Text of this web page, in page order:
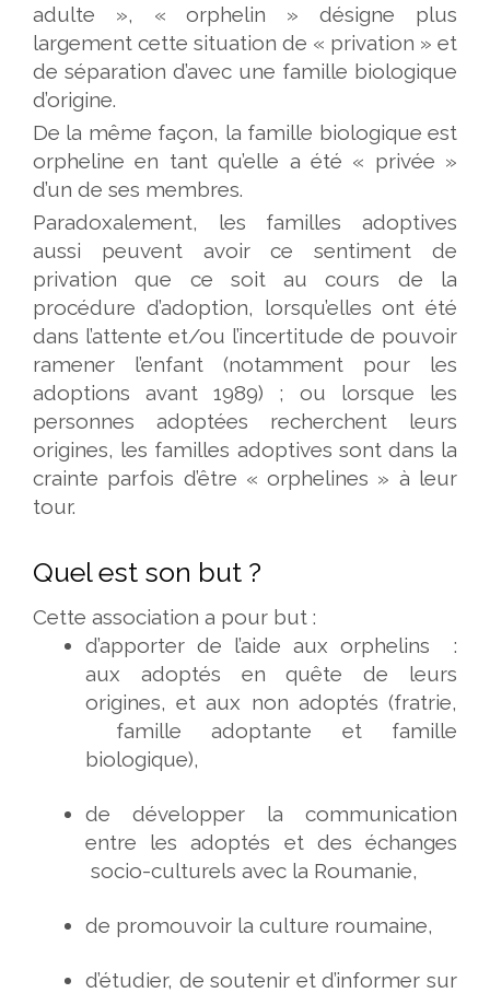
adulte », « orphelin » désigne plus
largement cette situation de « privation » et
de séparation d’avec une famille biologique
d’origine.
De la même façon, la famille biologique est
orpheline en tant qu’elle a été « privée »
d’un de ses membres.
Paradoxalement, les familles adoptives
aussi peuvent avoir ce sentiment de
privation que ce soit au cours de la
procédure d’adoption, lorsqu’elles ont été
dans l’attente et/ou l’incertitude de pouvoir
ramener l’enfant (notamment pour les
adoptions avant 1989) ; ou lorsque les
personnes adoptées recherchent leurs
origines, les familles adoptives sont dans la
crainte parfois d’être « orphelines » à leur
tour.
Quel est son but ?
Cette association a pour but :
d’apporter de l’aide aux orphelins :
aux adoptés en quête de leurs
origines, et aux non adoptés (fratrie,
famille adoptante et famille
biologique),
de développer la communication
entre les adoptés et des échanges
socio-culturels avec la Roumanie,
de promouvoir la culture roumaine,
d’étudier, de soutenir et d’informer sur